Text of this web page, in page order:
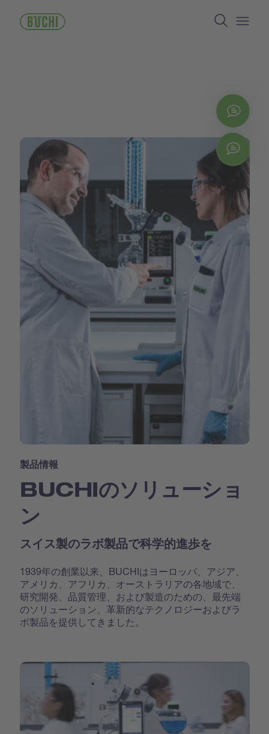
Search
製品情報
BUCHIのソリューショ
ン
スイス製のラボ製品で科学的進歩を
1939年の創業以来、BUCHIはヨーロッパ、アジア、
アメリカ、アフリカ、オーストラリアの各地域で、
研究開発、品質管理、および製造のための、最先端
のソリューション、革新的なテクノロジーおよびラ
ボ製品を提供してきました。